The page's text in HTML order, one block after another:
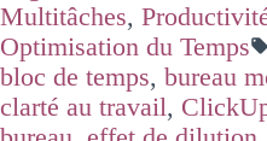
Multitâches,
Optimisation du Temps
bloc de temps, bureau
clarté au travail,